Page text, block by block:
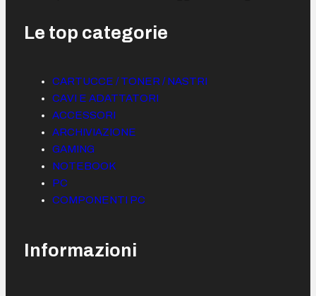
Le top categorie
CARTUCCE / TONER / NASTRI
CAVI E ADATTATORI
ACCESSORI
ARCHIVIAZIONE
GAMING
NOTEBOOK
PC
COMPONENTI PC
Informazioni